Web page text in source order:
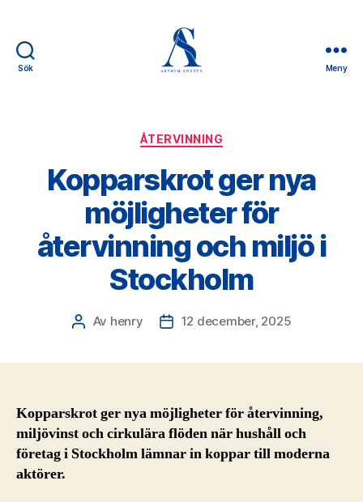
Sök Meny
Kategorier
ÅTERVINNING
Kopparskrot ger nya
möjligheter för
återvinning och miljö i
Stockholm
Inläggsförfattare
Av henry Inläggsdatum
12 december, 2025
Kopparskrot ger nya möjligheter för återvinning,
miljövinst och cirkulära flöden när hushåll och
företag i Stockholm lämnar in koppar till moderna
aktörer.